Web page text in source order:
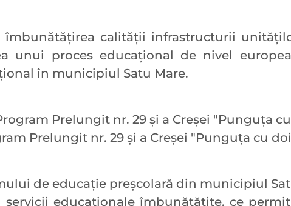
calităţii infrastructurii
unui proces educaţional de nivel
în municipiul Satu Mare.
Prelungit nr. 29 şi a Creşei "Punguţa
Prelungit nr. 29 şi a Creşei "Punguţa cu
de educaţie preşcolară din municipiul
educaţionale îmbunătăţite, ce permit